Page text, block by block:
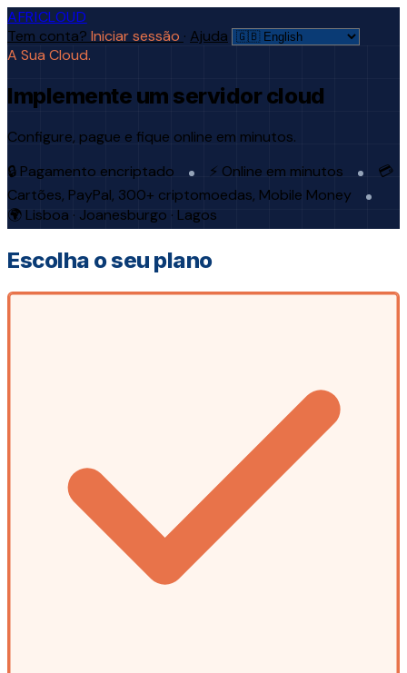
AFRICLOUD
Tem conta? Iniciar sessão · Ajuda
A Sua Cloud.
Implemente um servidor cloud
Configure, pague e fique online em minutos.
🔒 Pagamento encriptado
⚡ Online em minutos
💳
Cartões, PayPal, 300+ criptomoedas, Mobile Money
🌍 Lisboa · Joanesburgo · Lagos
Escolha o seu plano